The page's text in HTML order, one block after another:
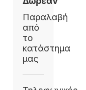
Παραλαβή
από
το
κατάστημα
μας